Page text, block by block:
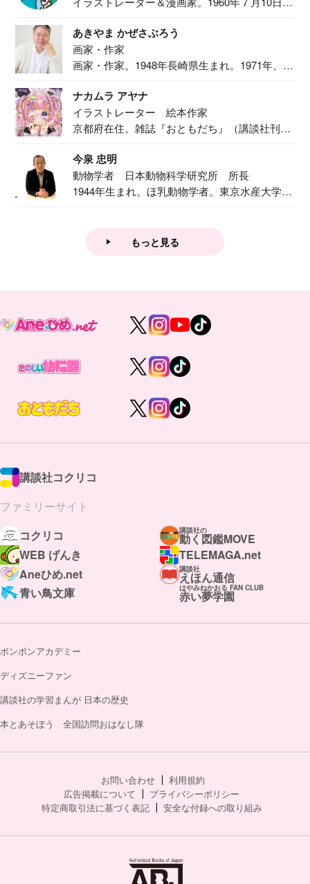
あきやま かぜさぶろう
画家・作家
画家・作家。1948年長崎県生まれ。1971年、
ナカムラ アヤナ
イラストレーター 絵本作家
京都府在住。雑誌『おともだち』（講談社刊）
今泉 忠明
動物学者 日本動物科学研究所 所長
1944年生まれ。ほ乳動物学者。東京水産大学卒
もっと見る
講談社コクリコ
ファミリーサイト
コクリコ
講談社の
動く図鑑MOVE
WEB げんき
TELEMAGA.net
Aneひめ.net
講談社
えほん通信
青い鳥文庫
はやみねかおる FAN CLUB
赤い夢学園
ボンボンアカデミー
ディズニーファン
講談社の学習まんが 日本の歴史
本とあそぼう 全国訪問おはなし隊
お問い合わせ
利用規約
広告掲載について
プライバシーポリシー
特定商取引法に基づく表記
安全な付録への取り組み